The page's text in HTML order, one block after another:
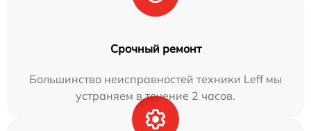
Срочный ремонт
Большинство неисправностей техники Leff мы
устраняем в течение 2 часов.